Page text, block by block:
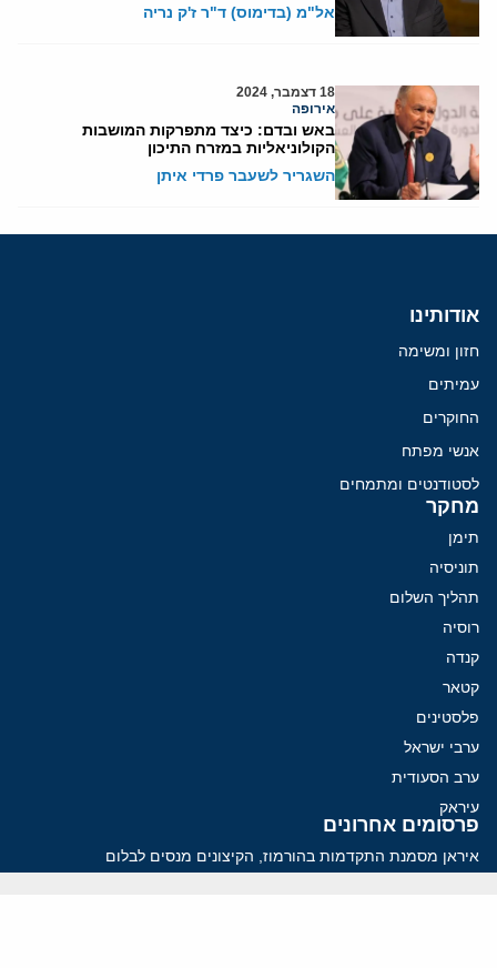
אל"מ (בדימוס) ד"ר ז'ק נריה
18 דצמבר, 2024
אירופה
באש ובדם: כיצד מתפרקות המושבות
הקולוניאליות במזרח התיכון
השגריר לשעבר פרדי איתן
אודותינו
חזון ומשימה
עמיתים
החוקרים
אנשי מפתח
לסטודנטים ומתמחים
מחקר
תימן
תוניסיה
תהליך השלום
רוסיה
קנדה
קטאר
פלסטינים
ערבי ישראל
ערב הסעודית
עיראק
פרסומים אחרונים
איראן מסמנת התקדמות בהורמוז, הקיצונים מנסים לבלום